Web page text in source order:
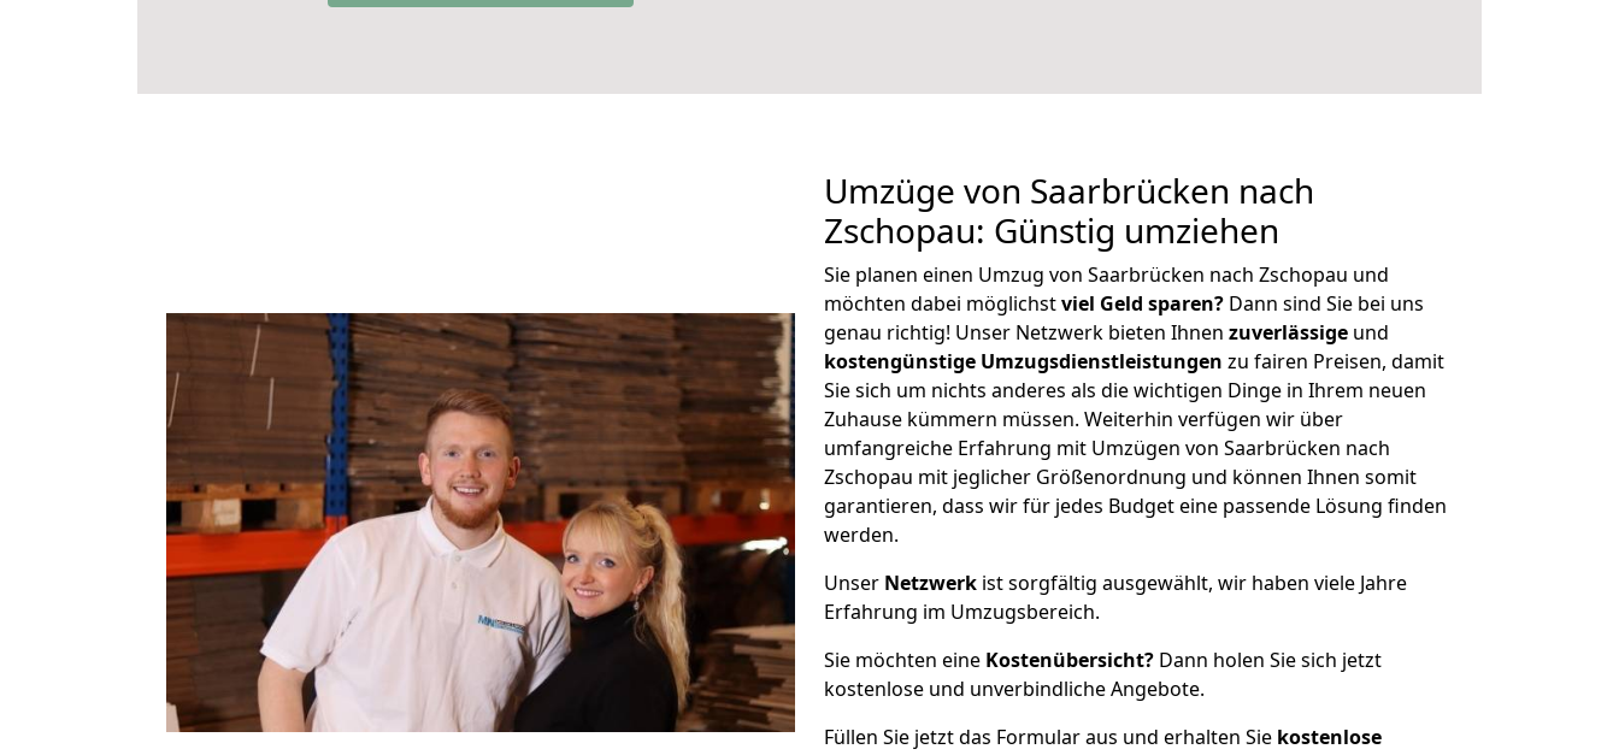
Umzüge von Saarbrücken nach
Zschopau: Günstig umziehen
Sie planen einen Umzug von Saarbrücken nach Zschopau und
möchten dabei möglichstviel Geld sparen? Dann sind Sie bei uns
genau richtig! Unser Netzwerk bieten Ihnen zuverlässige und
kostengünstige Umzugsdienstleistungen zu fairen Preisen, damit
Sie sich um nichts anderes als die wichtigen Dinge in Ihrem neuen
Zuhause kümmern müssen. Weiterhin verfügen wir über
umfangreiche Erfahrung mit Umzügen von Saarbrücken nach
Zschopau mit jeglicher Größenordnung und können Ihnen somit
garantieren, dass wir für jedes Budget eine passende Lösung finden
werden.
Unser Netzwerk ist sorgfältig ausgewählt, wir haben viele Jahre
Erfahrung im Umzugsbereich.
Sie möchten eine Kostenübersicht? Dann holen Sie sich jetzt
kostenlose und unverbindliche Angebote.
Füllen Sie jetzt das Formular aus und erhalten Sie kostenlose